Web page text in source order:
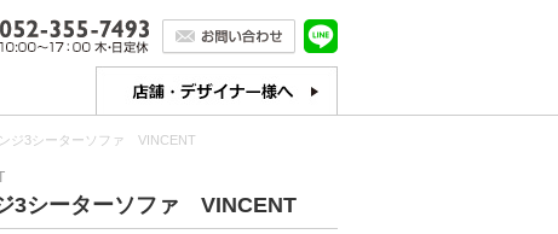
ジ3シーターソファ VINCENT
3シーターソファ VINCENT